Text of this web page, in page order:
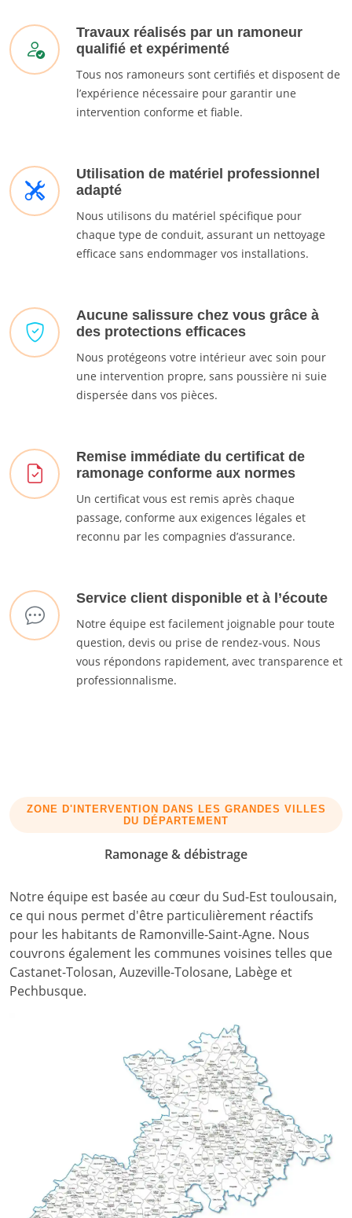
Travaux réalisés par un ramoneur
qualifié et expérimenté
Tous nos ramoneurs sont certifiés et disposent de
l’expérience nécessaire pour garantir une
intervention conforme et fiable.
Utilisation de matériel professionnel
adapté
Nous utilisons du matériel spécifique pour
chaque type de conduit, assurant un nettoyage
efficace sans endommager vos installations.
Aucune salissure chez vous grâce à
des protections efficaces
Nous protégeons votre intérieur avec soin pour
une intervention propre, sans poussière ni suie
dispersée dans vos pièces.
Remise immédiate du certificat de
ramonage conforme aux normes
Un certificat vous est remis après chaque
passage, conforme aux exigences légales et
reconnu par les compagnies d’assurance.
Service client disponible et à l’écoute
Notre équipe est facilement joignable pour toute
question, devis ou prise de rendez-vous. Nous
vous répondons rapidement, avec transparence et
professionnalisme.
ZONE D'INTERVENTION DANS LES GRANDES VILLES
DU DÉPARTEMENT
Ramonage & débistrage
Notre équipe est basée au cœur du Sud-Est toulousain,
ce qui nous permet d'être particulièrement réactifs
pour les habitants de Ramonville-Saint-Agne. Nous
couvrons également les communes voisines telles que
Castanet-Tolosan, Auzeville-Tolosane, Labège et
Pechbusque.